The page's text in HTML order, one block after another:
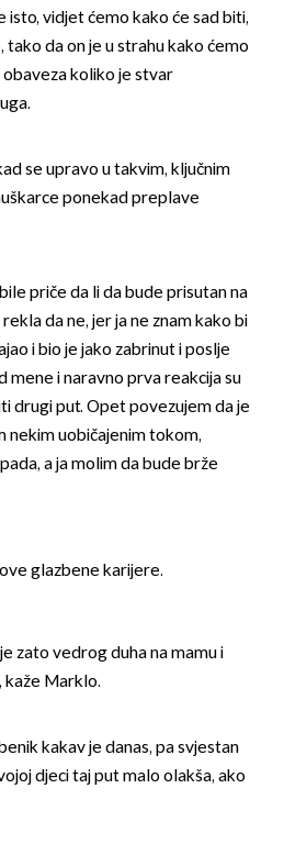
isto, vidjet ćemo kako će sad biti,
tako da on je u strahu kako ćemo
obaveza koliko je stvar
se upravo u takvim, ključnim
ponekad preplave
priče da li da bude prisutan na
da ne, jer ja ne znam kako bi
i bio je jako zabrinut i poslje
i naravno prva reakcija su
drugi put. Opet povezujem da je
nekim uobičajenim tokom,
a ja molim da bude brže
glazbene karijere.
zato vedrog duha na mamu i
kaže Marklo.
kakav je danas, pa svjestan
djeci taj put malo olakša, ako